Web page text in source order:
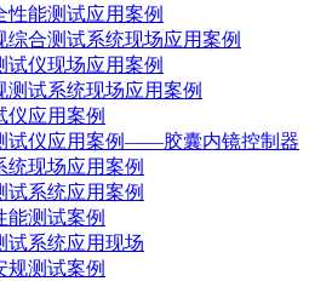
性能测试应用案例
综合测试系统现场应用案例
试仪现场应用案例
测试系统现场应用案例
仪应用案例
试仪应用案例——胶囊内镜控制器
统现场应用案例
试系统应用案例
能测试案例
试系统应用现场
规测试案例